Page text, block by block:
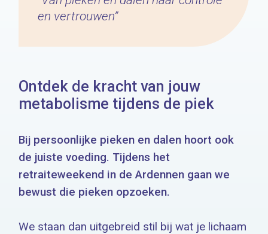
en vertrouwen”
Ontdek de kracht van jouw
metabolisme tijdens de piek
Bij persoonlijke pieken en dalen hoort ook
de juiste voeding. Tijdens het
retraiteweekend in de Ardennen gaan we
bewust die pieken opzoeken.
We staan dan uitgebreid stil bij wat je lichaam